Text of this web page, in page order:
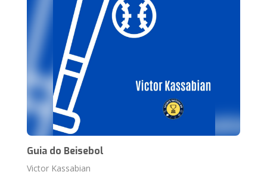
Guia do Beisebol
Victor Kassabian